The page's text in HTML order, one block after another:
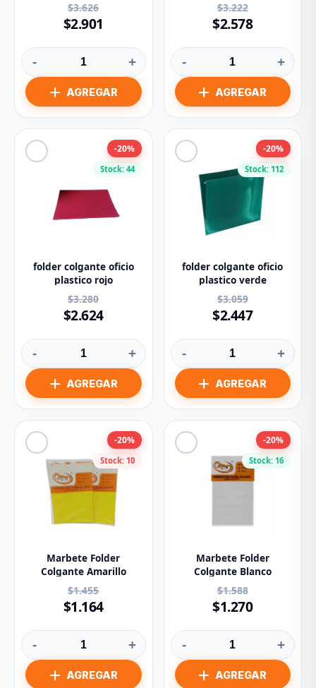
$3.626
$2.901
- +
$3.222
$2.578
- +
Stock: 44
-20%
folder colgante oficio
plastico rojo
$3.280
$2.624
- +
Stock: 112
-20%
folder colgante oficio
plastico verde
$3.059
$2.447
- +
Stock: 10
-20%
Marbete Folder
Colgante Amarillo
$1.455
$1.164
- +
Stock: 16
-20%
Marbete Folder
Colgante Blanco
$1.588
$1.270
- +